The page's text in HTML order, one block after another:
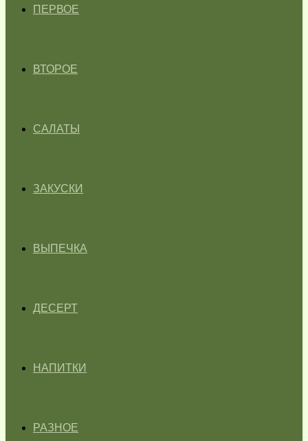
ПЕРВОЕ
ВТОРОЕ
САЛАТЫ
ЗАКУСКИ
ВЫПЕЧКА
ДЕСЕРТ
НАПИТКИ
РАЗНОЕ